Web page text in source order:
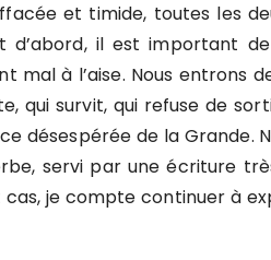
et timide, toutes les
d’abord, il est important
à l’aise. Nous entrons
qui survit, qui refuse de
désespérée de la Grande.
servi par une écriture
je compte continuer à